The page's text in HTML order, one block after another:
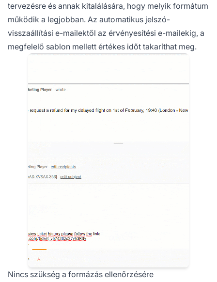
tervezésre és annak kitalálására, hogy melyik formátum
működik a legjobban. Az automatikus jelszó-
visszaállítási e-mailektől az érvényesítési e-mailekig, a
megfelelő sablon mellett értékes időt takaríthat meg.
Nincs szükség a formázás ellenőrzésére